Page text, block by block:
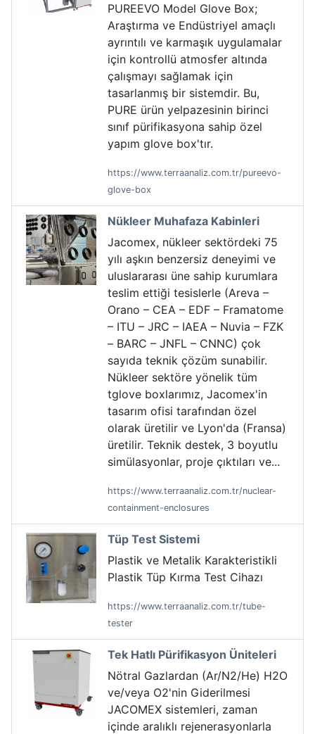
PUREEVO Model Glove Box;
Araştırma ve Endüstriyel amaçlı
ayrıntılı ve karmaşık uygulamalar
için kontrollü atmosfer altında
çalışmayı sağlamak için
tasarlanmış bir sistemdir. Bu,
PURE ürün yelpazesinin birinci
sınıf pürifikasyona sahip özel
yapım glove box'tır.
https://www.terraanaliz.com.tr/pureevo-
glove-box
Nükleer Muhafaza Kabinleri
Jacomex, nükleer sektördeki 75
yılı aşkın benzersiz deneyimi ve
uluslararası üne sahip kurumlara
teslim ettiği tesislerle (Areva –
Orano – CEA – EDF – Framatome
– ITU – JRC – IAEA – Nuvia – FZK
– BARC – JNFL – CNNC) çok
sayıda teknik çözüm sunabilir.
Nükleer sektöre yönelik tüm
tglove boxlarımız, Jacomex'in
tasarım ofisi tarafından özel
olarak üretilir ve Lyon'da (Fransa)
üretilir. Teknik destek, 3 boyutlu
simülasyonlar, proje çıktıları ve...
https://www.terraanaliz.com.tr/nuclear-
containment-enclosures
Tüp Test Sistemi
Plastik ve Metalik Karakteristikli
Plastik Tüp Kırma Test Cihazı
https://www.terraanaliz.com.tr/tube-
tester
Tek Hatlı Pürifikasyon Üniteleri
Nötral Gazlardan (Ar/N2/He) H2O
ve/veya O2'nin Giderilmesi
JACOMEX sistemleri, zaman
içinde aralıklı rejenerasyonlarla